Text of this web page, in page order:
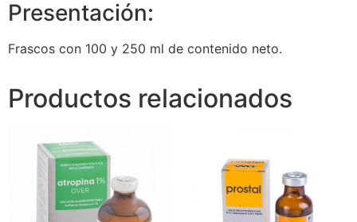
Presentación:
Frascos con 100 y 250 ml de contenido neto.
Productos relacionados